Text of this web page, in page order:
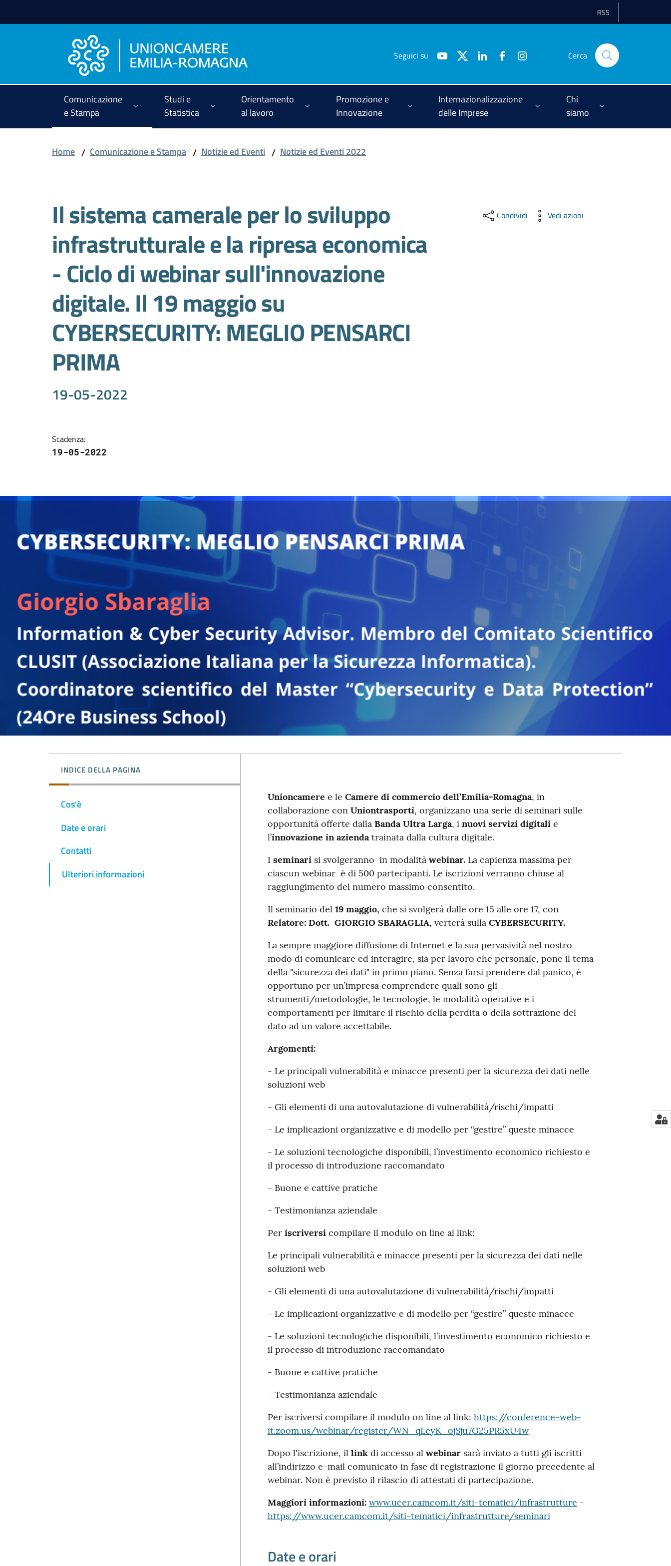
RSS
Seguici su Cerca
Comunicazione
e Stampa
Studi e
Statistica
Orientamento
al lavoro
Promozione e
Innovazione
Internazionalizzazione
delle Imprese
Chi
siamo
Home / Comunicazione e Stampa / Notizie ed Eventi / Notizie ed Eventi 2022
Il sistema camerale per lo sviluppo
infrastrutturale e la ripresa economica
- Ciclo di webinar sull'innovazione
digitale. Il 19 maggio su
CYBERSECURITY: MEGLIO PENSARCI
PRIMA
19-05-2022
Scadenza:
19-05-2022
Condividi Vedi azioni
INDICE DELLA PAGINA
Cos'è
Date e orari
Contatti
Ulteriori informazioni
Unioncamere e le Camere di commercio dell’Emilia-Romagna, in
collaborazione con Uniontrasporti, organizzano una serie di seminari sulle
opportunità offerte dalla Banda Ultra Larga, i nuovi servizi digitalie
l’innovazione in aziendatrainata dalla cultura digitale.
I seminarisi svolgeranno in modalità webinar.La capienza massima per
ciascun webinar è di 500 partecipanti. Le iscrizioni verranno chiuse al
raggiungimento del numero massimo consentito.
Il seminario del 19 maggio, che si svolgerà dalle ore 15 alle ore 17, con
Relatore: Dott. GIORGIO SBARAGLIA, verterà sulla CYBERSECURITY.
La sempre maggiore diffusione di Internet e la sua pervasività nel nostro
modo di comunicare ed interagire, sia per lavoro che personale, pone il tema
della "sicurezza dei dati" in primo piano. Senza farsi prendere dal panico, è
opportuno per un’impresa comprendere quali sono gli
strumenti/metodologie, le tecnologie, le modalità operative e i
comportamenti per limitare il rischio della perdita o della sottrazione del
dato ad un valore accettabile.
Argomenti:
- Le principali vulnerabilità e minacce presenti per la sicurezza dei dati nelle
soluzioni web
- Gli elementi di una autovalutazione di vulnerabilità/rischi/impatti
- Le implicazioni organizzative e di modello per “gestire” queste minacce
- Le soluzioni tecnologiche disponibili, l’investimento economico richiesto e
il processo di introduzione raccomandato
- Buone e cattive pratiche
- Testimonianza aziendale
Per iscriversicompilare il modulo on line al link:
Le principali vulnerabilità e minacce presenti per la sicurezza dei dati nelle
soluzioni web
- Gli elementi di una autovalutazione di vulnerabilità/rischi/impatti
- Le implicazioni organizzative e di modello per “gestire” queste minacce
- Le soluzioni tecnologiche disponibili, l’investimento economico richiesto e
il processo di introduzione raccomandato
- Buone e cattive pratiche
- Testimonianza aziendale
Per iscriversi compilare il modulo on line al link: https://conference-web-
it.zoom.us/webinar/register/WN_qLeyK_ojSju7G25PR5xU4w
Dopo l'iscrizione, il linkdi accesso al webinarsarà inviato a tutti gli iscritti
all’indirizzo e-mail comunicato in fase di registrazione il giorno precedente al
webinar. Non è previsto il rilascio di attestati di partecipazione.
Maggiori informazioni: www.ucer.camcom.it/siti-tematici/infrastrutture -
https://www.ucer.camcom.it/siti-tematici/infrastrutture/seminari
Date e orari